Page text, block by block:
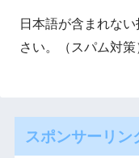
日本語が含まれな
さい。（スパム対策
スポンサーリン